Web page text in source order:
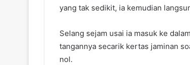
yang tak sedikit, ia kemudian
Selang sejam usai ia masuk ke
tangannya secarik kertas jaminan
nol.